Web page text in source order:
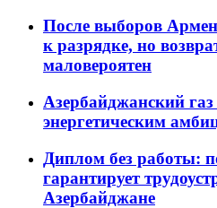
После выборов
к разрядке, но
маловероятен
Азербайджанский
энергетическим
Диплом без работы:
гарантирует
Азербайджане